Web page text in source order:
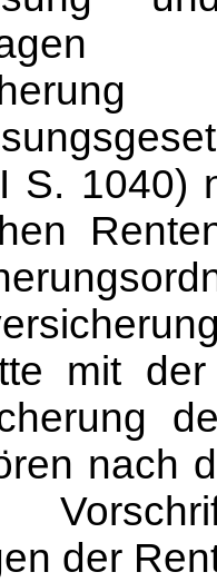
S. 1040)
mit
nach
der